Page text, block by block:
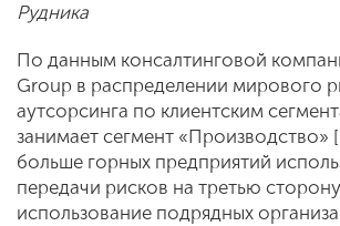
Рудника
По данным консалтинговой
Group в распределении мирового
аутсорсинга по клиентским
занимает сегмент «Производство»
больше горных предприятий
передачи рисков на третью
использование подрядных